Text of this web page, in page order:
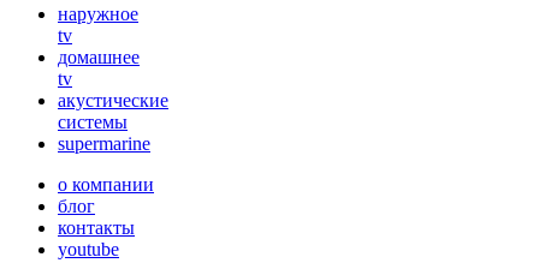
наружное
tv
домашнее
tv
акустические
системы
supermarine
о компании
блог
контакты
youtube